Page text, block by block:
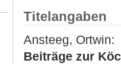
Titelangaben
Ansteeg, Ortwin:
Beiträge zur